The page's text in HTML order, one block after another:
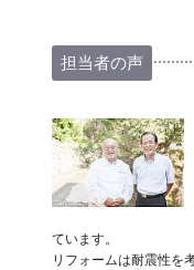
担当者の声
ています。
リフォームは耐震性を